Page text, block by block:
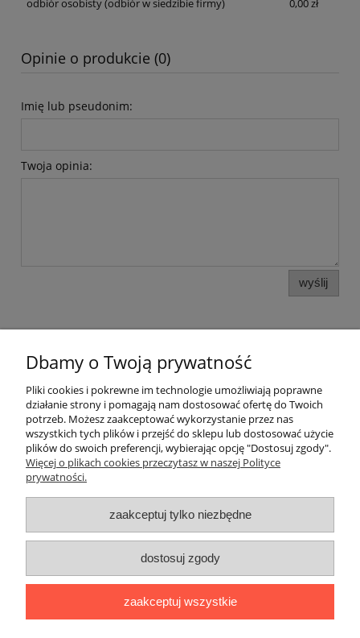
odbiór osobisty(odbiór w siedzibie firmy) 0,00 zł
Opinie o produkcie (0)
Imię lub pseudonim:
Twoja opinia:
wyślij
Moje konto
Płatności i dostawa
Informacje
O nas
Kontakt telefoniczny (od poniedziałku do piątku, w godzinach 8:00-
16:00):510282022,795154139
Dbamy o Twoją prywatność
Pliki cookies i pokrewne im technologie umożliwiają poprawne
działanie strony i pomagają nam dostosować ofertę do Twoich
potrzeb. Możesz zaakceptować wykorzystanie przez nas
wszystkich tych plików i przejść do sklepu lub dostosować użycie
plików do swoich preferencji, wybierając opcję "Dostosuj zgody".
Więcej o plikach cookies przeczytasz w naszej Polityce
prywatności.
zaakceptuj tylko niezbędne
dostosuj zgody
zaakceptuj wszystkie